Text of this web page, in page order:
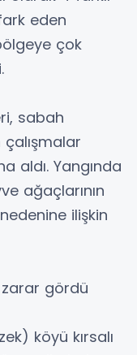
eden
çok
sabah
aldı. Yangında
ağaçlarının
ilişkin
zarar gördü
köyü kırsalı